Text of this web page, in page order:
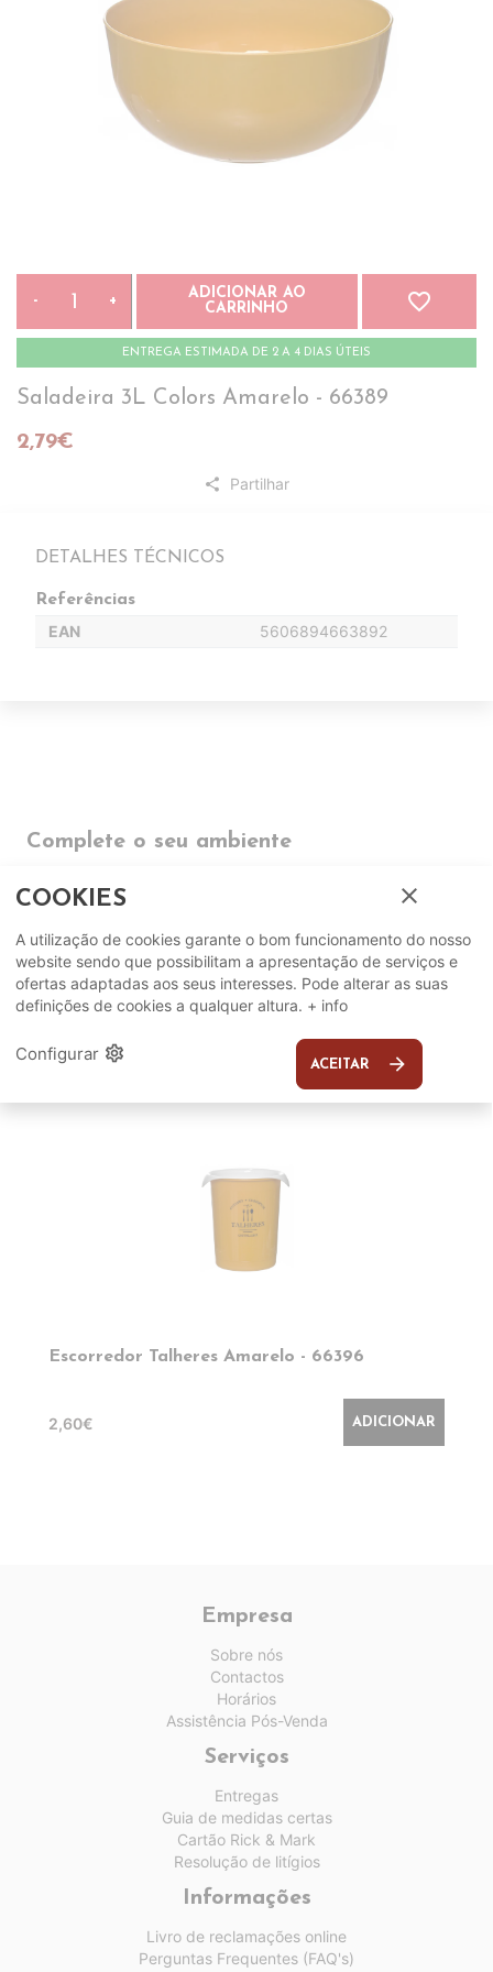
- +
ADICIONAR AO
CARRINHO
favorite_border
ENTREGA ESTIMADA DE 2 A 4 DIAS ÚTEIS
Saladeira 3L Colors Amarelo - 66389
2,79€
share Partilhar
DETALHES TÉCNICOS
Referências
EAN 5606894663892
Complete o seu ambiente
COMPLEMENTOS
SUGERIDOS
EM DESTAQUE
Escorredor Talheres Amarelo - 66396
2,60€ ADICIONAR
Empresa
Sobre nós
Contactos
Horários
Assistência Pós-Venda
Serviços
Entregas
Guia de medidas certas
Cartão Rick & Mark
Resolução de litígios
Informações
Livro de reclamações online
Perguntas Frequentes (FAQ's)
COOKIES close
A utilização de cookies garante o bom funcionamento do nosso
website sendo que possibilitam a apresentação de serviços e
ofertas adaptadas aos seus interesses. Pode alterar as suas
definições de cookies a qualquer altura. + info
Configurar settings ACEITAR arrow_forward